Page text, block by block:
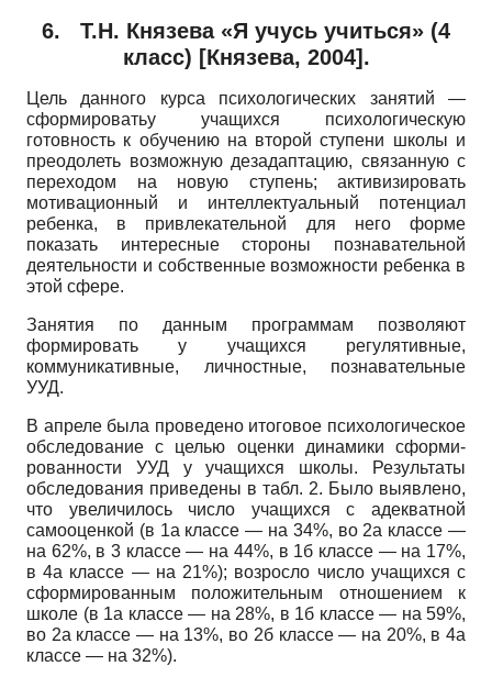
6. Т.Н. Князева «Я учусь учиться» (4
класс) [Князева, 2004] .
Цель данного курса психологических занятий —
сформироватьу учащихся психологическую
готовность к обучению на второй ступени школы и
преодолеть возможную дезадаптацию, связанную с
переходом на новую ступень; активизировать
мотивационный и интеллектуальный потенциал
ребенка, в привлекательной для него форме
показать интересные стороны познавательной
деятельности и собственные возможности ребенка в
этой сфере.
Занятия по данным программам позволяют
формировать у учащихся регулятивные,
коммуникативные, личностные, познавательные
УУД.
В апреле была проведено итоговое психологическое
обследование с целью оценки динамики сформи-
рованности УУД у учащихся школы. Результаты
обследования приведены в табл. 2. Было выявлено,
что увеличилось число учащихся с адекватной
самооценкой (в 1а классе — на 34%, во 2а классе —
на 62%, в 3 классе — на 44%, в 1б классе — на 17%,
в 4а классе — на 21%); возросло число учащихся с
сформированным положительным отношением к
школе (в 1а классе — на 28%, в 1б классе — на 59%,
во 2а классе — на 13%, во 2б классе — на 20%, в 4а
классе — на 32%).